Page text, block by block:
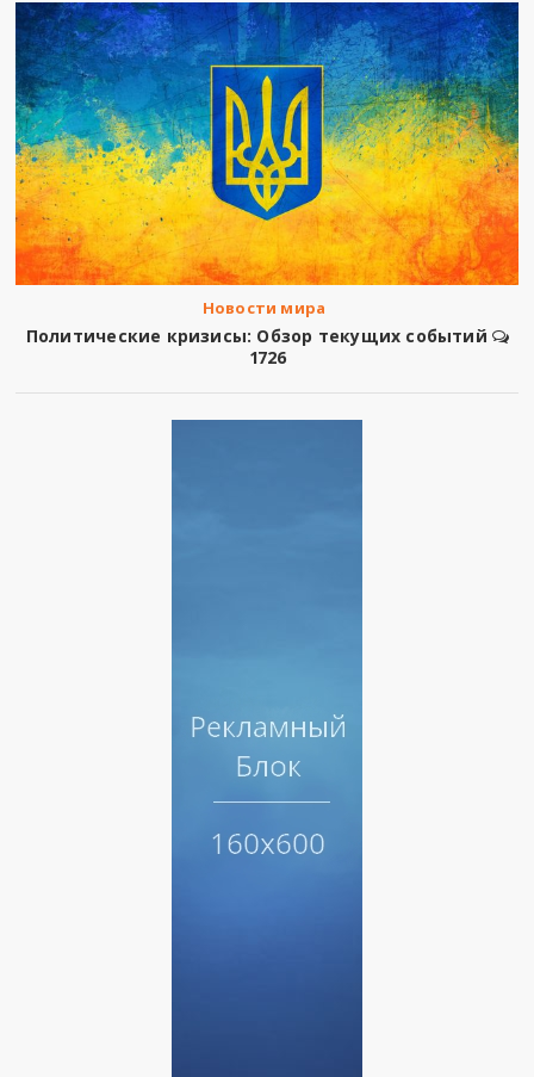
Новости мира
Политические кризисы: Обзор текущих событий
1726